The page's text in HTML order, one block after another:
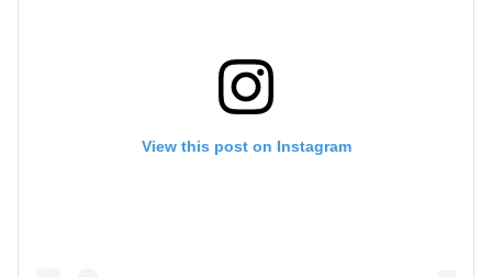
View this post on Instagram